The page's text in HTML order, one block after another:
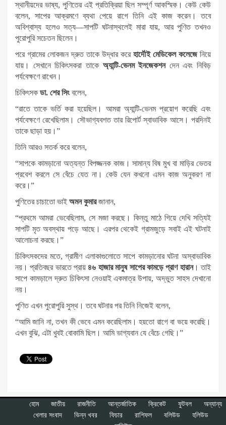
স্থানীয়দের ভাষ্য, পুণিতের এই প্রতিক্রিয়া ছিল সম্পূর্ণ আকস্মিক। কেউ কেউ
বলেন, সাপের আক্রমণে ব্যথা পেয়ে রাগে তিনি এই কাজ করেন। তবে
অবিশ্বাস্য হলেও সত্য—সাপটি ঘটনাস্থলেই মারা যায়, আর পুণিত তখনও
পুরোপুরি সচেতন ছিলেন।
পরে গ্রামের লোকজন দ্রুত তাকে উদ্ধার করে হার্দৌই মেডিকেল কলেজেনিয়ে
যায়। সেখানে চিকিৎসকরা তাকে অ্যান্টি-ভেনম ইনজেকশনদেন এবং নিবিড়
পর্যবেক্ষণে রাখেন।
চিকিৎসক ডা. শের সিংবলেন,
“রাতে তাকে ভর্তি করা হয়েছিল। আমরা অ্যান্টি-ভেনম প্রয়োগ করেছি এবং
পর্যবেক্ষণে রেখেছিলাম। সৌভাগ্যবশত তার রিপোর্ট স্বাভাবিক আসে। পরদিনই
তাকে ছাড়া হয়।”
তিনি আরও সতর্ক করে বলেন,
“সাপকে কামড়ানো অত্যন্ত বিপজ্জনক কাজ। সামান্য বিষ মুখ বা মাড়ির ভেতর
প্রবেশ করলে সে বেঁচে যেত না। কেউ যেন কখনো এমন কাজ অনুকরণ না
করে।”
পুণিতের চাচাতো ভাই অমন কুমারজানান,
“প্রথমে আমরা ভেবেছিলাম, সে মজা করছে। কিন্তু মাঠে গিয়ে দেখি সত্যিই
সাপটি মৃত অবস্থায় পড়ে আছে। এরপর থেকেই গ্রামজুড়ে সবাই এই ঘটনাই
আলোচনা করছে।”
চিকিৎসকদের মতে, গ্রামীণ এলাকাগুলোতে সাপে কামড়ানোর ঘটনা অস্বাভাবিক
নয়। প্রতিবছর ভারতে প্রায় ৪৬ হাজার মানুষ সাপের কামড়ে প্রাণ হারান। তাই
সাপে কামড়ালে দ্রুত চিকিৎসা নেওয়াই একমাত্র উপায়, অদ্ভুত সাহস দেখানো
নয়।
পুণিত এখন পুরোপুরি সুস্থ। তবে ঘটনার পর তিনি নিজেই বলেন,
“আমি জানি না, তখন কী ভেবে এমন করেছিলাম। হয়তো রাগে বা ভয়ে করেছি।
এখন বুঝি, এটা খুবই বোকামি ছিল। আমি ভাগ্যবান যে বেঁচে গেছি।”
হোম জাতীয় রাজনীতি আন্তর্জাতিক ক্রিকেট ফুটবল
অন্যান্য
খেলার সংবাদ
ভিন্ন খবর ফিচার রাশিফল বলিউড
হলিউড